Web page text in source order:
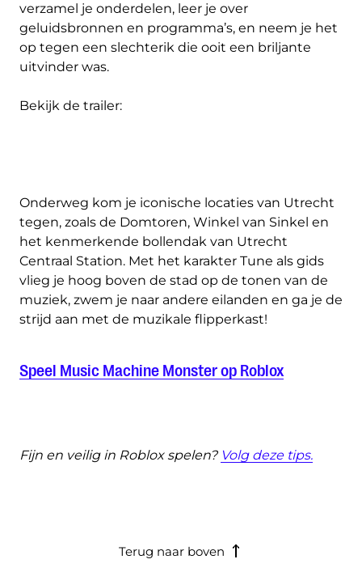
verzamel je onderdelen, leer je over
geluidsbronnen en programma’s, en neem je het
op tegen een slechterik die ooit een briljante
uitvinder was.
Bekijk de trailer:
Onderweg kom je iconische locaties van Utrecht
tegen, zoals de Domtoren, Winkel van Sinkel en
het kenmerkende bollendak van Utrecht
Centraal Station. Met het karakter Tune als gids
vlieg je hoog boven de stad op de tonen van de
muziek, zwem je naar andere eilanden en ga je de
strijd aan met de muzikale flipperkast!
Speel Music Machine Monster op Roblox
Fijn en veilig in Roblox spelen? Volg deze tips.
Terug naar boven